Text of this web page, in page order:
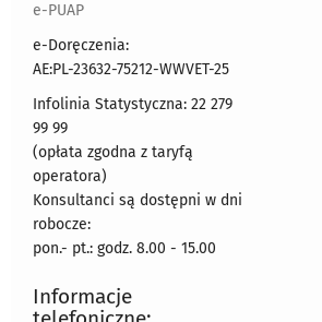
e-PUAP
e-Doręczenia:
AE:PL-23632-75212-WWVET-25
Infolinia Statystyczna: 22 279
99 99
(opłata zgodna z taryfą
operatora)
Konsultanci są dostępni w dni
robocze:
pon.- pt.: godz. 8.00 - 15.00
Informacje